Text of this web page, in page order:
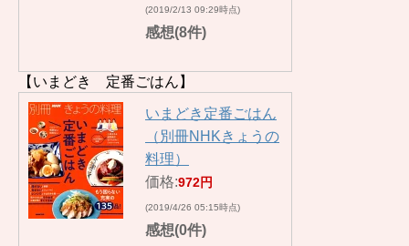
(2019/2/13 09:29時点)
感想(8件)
【いまどき 定番ごはん】
いまどき定番ごはん
（別冊NHKきょうの
料理）
価格:972円
(2019/4/26 05:15時点)
感想(0件)